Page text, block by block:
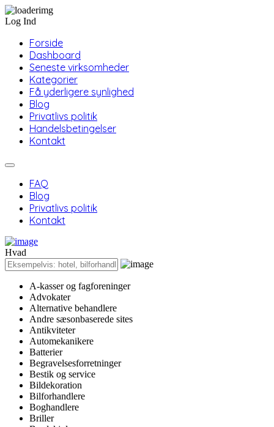
Log Ind
Forside
Dashboard
Seneste virksomheder
Kategorier
Få yderligere synlighed
Blog
Privatlivs politik
Handelsbetingelser
Kontakt
FAQ
Blog
Privatlivs politik
Kontakt
Hvad
A-kasser og fagforeninger
Advokater
Alternative behandlere
Andre sæsonbaserede sites
Antikviteter
Automekanikere
Batterier
Begravelsesforretninger
Bestik og service
Bildekoration
Bilforhandlere
Boghandlere
Briller